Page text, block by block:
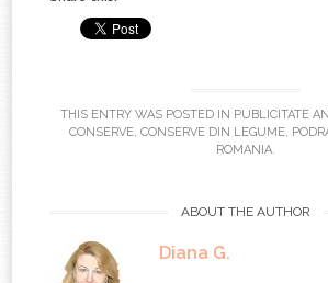
THIS ENTRY WAS POSTED IN PUBLICITATE
CONSERVE, CONSERVE DIN LEGUME,
ROMANIA.
ABOUT THE AUTHOR
Diana G.